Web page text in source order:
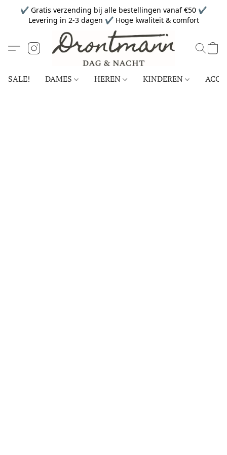
✔ Gratis verzending bij alle bestellingen vanaf €50 ✔
Levering in 2-3 dagen ✔ Hoge kwaliteit & comfort
SALE! DAMES HEREN KINDEREN